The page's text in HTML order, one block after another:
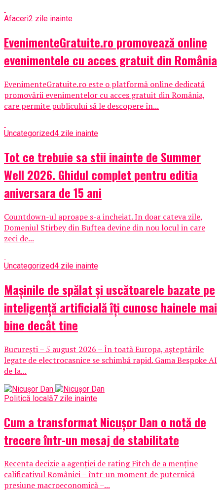
Afaceri2 zile inainte
EvenimenteGratuite.ro promovează online
evenimentele cu acces gratuit din România
EvenimenteGratuite.ro este o platformă online dedicată
promovării evenimentelor cu acces gratuit din România,
care permite publicului să le descopere în...
Uncategorized4 zile inainte
Tot ce trebuie sa stii inainte de Summer
Well 2026. Ghidul complet pentru editia
aniversara de 15 ani
Countdown-ul aproape s-a incheiat. In doar cateva zile,
Domeniul Stirbey din Buftea devine din nou locul in care
zeci de...
Uncategorized4 zile inainte
Mașinile de spălat și uscătoarele bazate pe
inteligență artificială îți cunosc hainele mai
bine decât tine
București – 5 august 2026 – În toată Europa, așteptările
legate de electrocasnice se schimbă rapid. Gama Bespoke AI
de la...
Politică locală7 zile inainte
Cum a transformat Nicușor Dan o notă de
trecere într-un mesaj de stabilitate
Recenta decizie a agenției de rating Fitch de a menține
calificativul României – într-un moment de puternică
presiune macroeconomică –...